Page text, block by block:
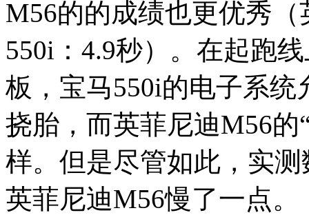
M56的的成绩也更优秀
550i：4.9秒）。在起跑
板，宝马550i的电子系
挠胎，而英菲尼迪M56
样。但是尽管如此，实
英菲尼迪M56慢了一点。